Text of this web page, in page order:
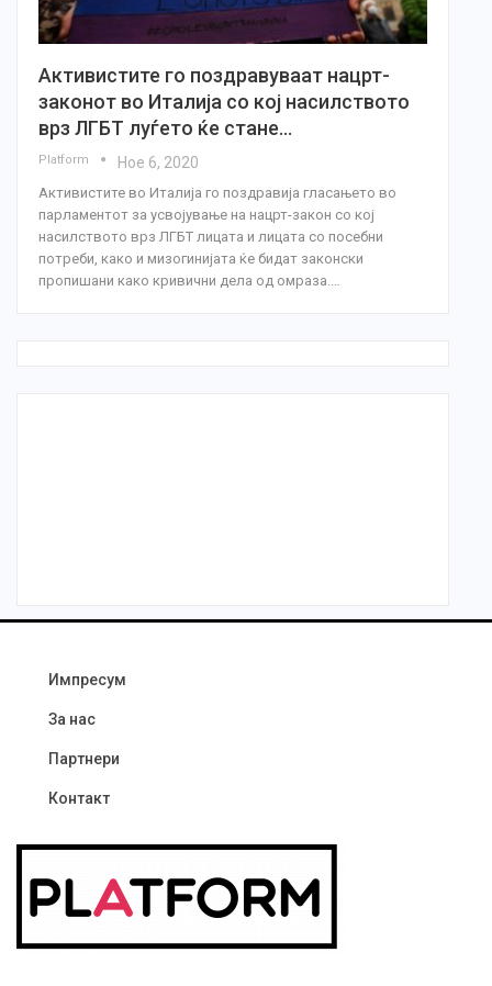
Активистите го поздравуваат нацрт-
законот во Италија со кој насилството
врз ЛГБТ луѓето ќе стане…
Platform Ное 6, 2020
Активистите во Италија го поздравија гласањето во
парламентот за усвојување на нацрт-закон со кој
насилството врз ЛГБТ лицата и лицата со посебни
потреби, како и мизогинијата ќе бидат законски
пропишани како кривични дела од омраза.…
Импресум
За нас
Партнери
Контакт